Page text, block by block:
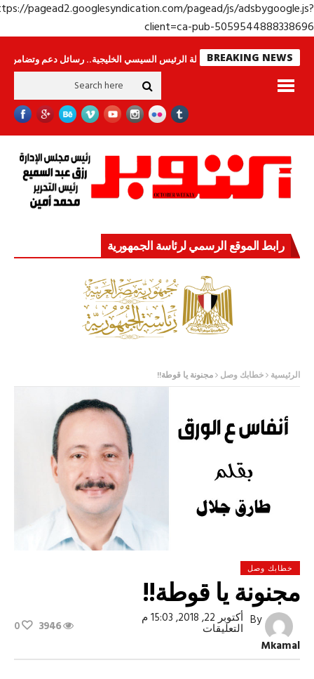
https://pagead2.googlesyndication.com/pagead/js/
client=ca-pub-
BREAKING NEWS
لا ينامون جولة الرئيس السيسي الخليجية.. رسائل دعم وتضامن للأشقاء
رابط الموقع الرسمي لرئاسة الجمهورية
الرئيسية خطابك وصل مجنونة يا قوطة!!
خطابك وصل
مجنونة يا قوطة!!
By
Mkamal
أكتوبر 22, 2018, 15:03 م
التعليقاتعلى
قوطة!!
3946
0